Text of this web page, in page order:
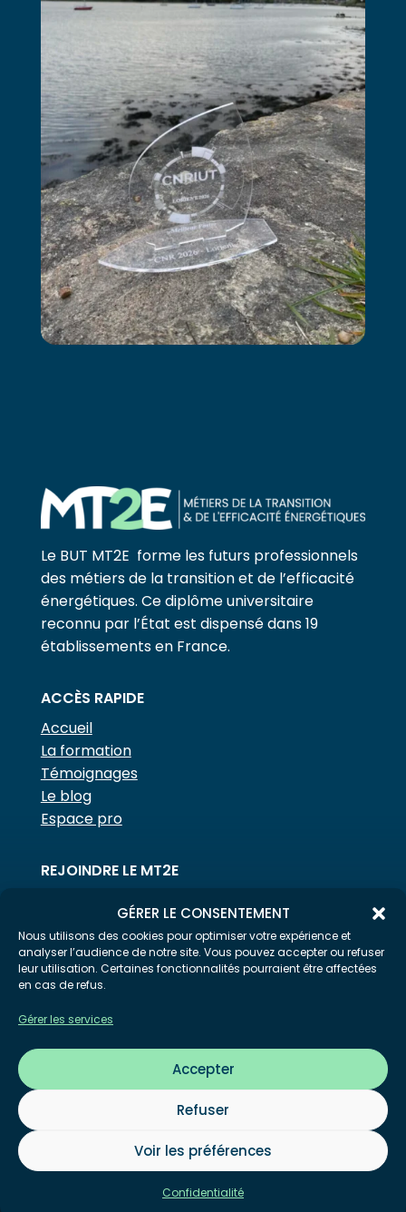
GÉRER LE CONSENTEMENT
Nous utilisons des cookies pour optimiser votre expérience et
analyser l’audience de notre site. Vous pouvez accepter ou refuser
leur utilisation. Certaines fonctionnalités pourraient être affectées
en cas de refus.
Gérer les services
Accepter
Refuser
Voir les préférences
Confidentialité
Le BUT MT2E forme les futurs professionnels
des métiers de la transition et de l’efficacité
énergétiques. Ce diplôme universitaire
reconnu par l’État est dispensé dans 19
établissements en France.
ACCÈS RAPIDE
Accueil
La formation
Témoignages
Le blog
Espace pro
REJOINDRE LE MT2E
OÙ SE FORMER ?
Mentions légales
Plan du site
Confidentialité